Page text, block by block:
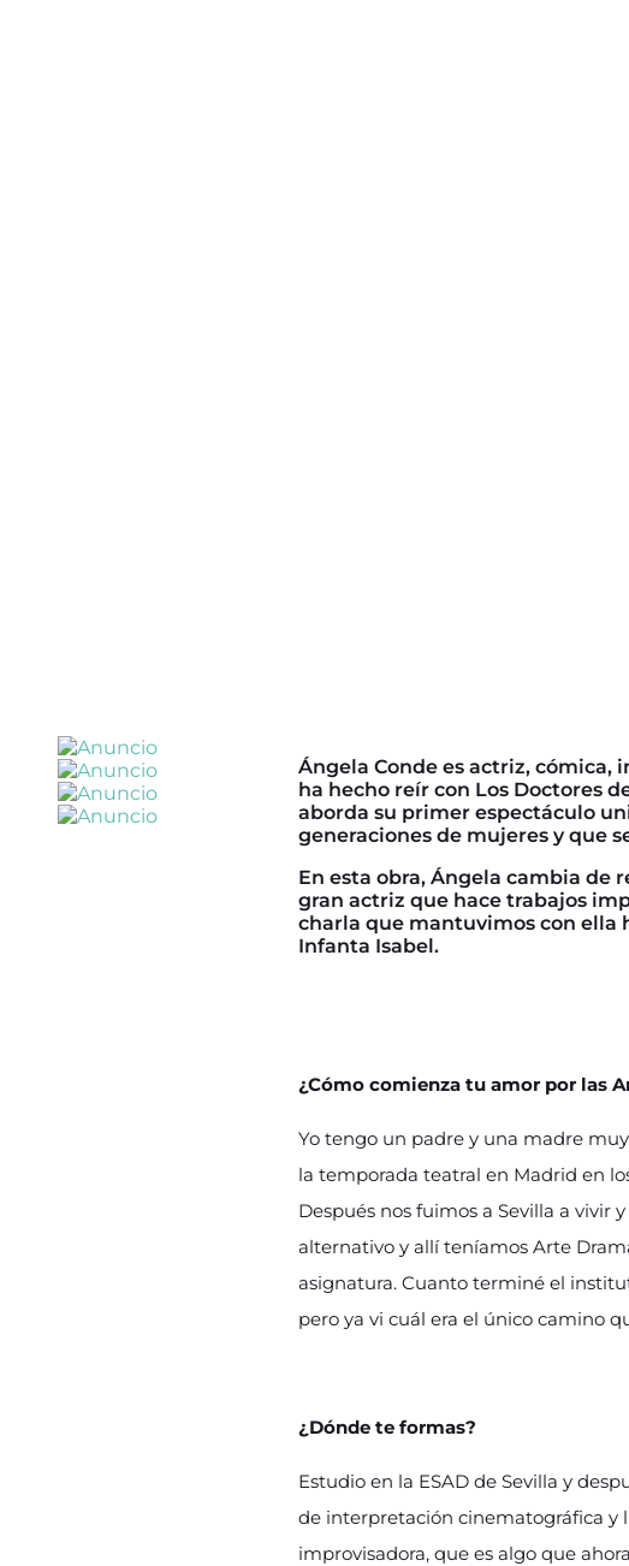
Ángela Conde es actriz,
ha hecho reír con Los Doctores
aborda su primer espectáculo
generaciones de mujeres y que
En esta obra, Ángela cambia de
gran actriz que hace trabajos
charla que mantuvimos con ella
Infanta Isabel.
¿Cómo comienza tu amor por las
Yo tengo un padre y una madre
la temporada teatral en Madrid en
Después nos fuimos a Sevilla a vivir
alternativo y allí teníamos Arte
asignatura. Cuanto terminé el
pero ya vi cuál era el único camino
¿Dónde te formas?
Estudio en la ESAD de Sevilla y
de interpretación cinematográfica y
improvisadora, que es algo que